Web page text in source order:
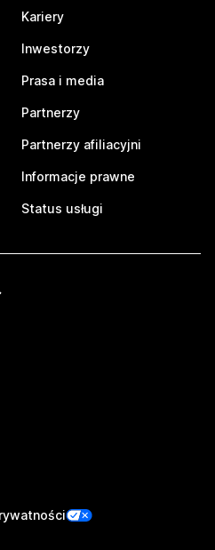
Kariery
Inwestorzy
Prasa i media
Partnerzy
Partnerzy afiliacyjni
Informacje prawne
Status usługi